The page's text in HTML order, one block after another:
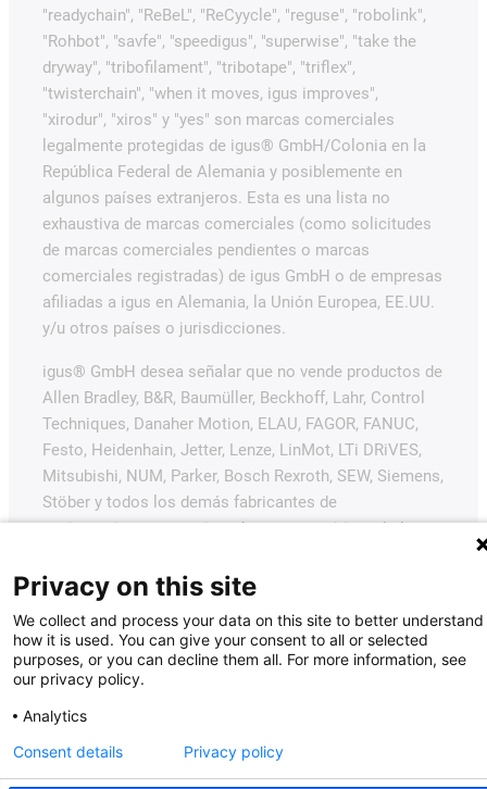
"readychain", "ReBeL", "ReCyycle", "reguse", "robolink",
"Rohbot", "savfe", "speedigus", "superwise", "take the
dryway", "tribofilament", "tribotape", "triflex",
"twisterchain", "when it moves, igus improves",
"xirodur", "xiros" y "yes" son marcas comerciales
legalmente protegidas de igus® GmbH/Colonia en la
República Federal de Alemania y posiblemente en
algunos países extranjeros. Esta es una lista no
exhaustiva de marcas comerciales (como solicitudes
de marcas comerciales pendientes o marcas
comerciales registradas) de igus GmbH o de empresas
afiliadas a igus en Alemania, la Unión Europea, EE.UU.
y/u otros países o jurisdicciones.
igus® GmbH desea señalar que no vende productos de
Allen Bradley, B&R, Baumüller, Beckhoff, Lahr, Control
Techniques, Danaher Motion, ELAU, FAGOR, FANUC,
Festo, Heidenhain, Jetter, Lenze, LinMot, LTi DRiVES,
Mitsubishi, NUM, Parker, Bosch Rexroth, SEW, Siemens,
Stöber y todos los demás fabricantes de
accionamientos mencionados en este sitio web. Los
GmbH.
Privacy on this site
We collect and process your data on this site to better understand
how it is used. You can give your consent to all or selected
purposes, or you can decline them all. For more information, see
our privacy policy.
Analytics
Consent details
Privacy policy